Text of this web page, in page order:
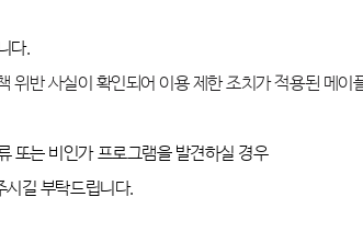
다.
위반 사실이 확인되어 이용 제한 조치가 적용된 메이
또는 비인가 프로그램을 발견하실 경우
시길 부탁드립니다.